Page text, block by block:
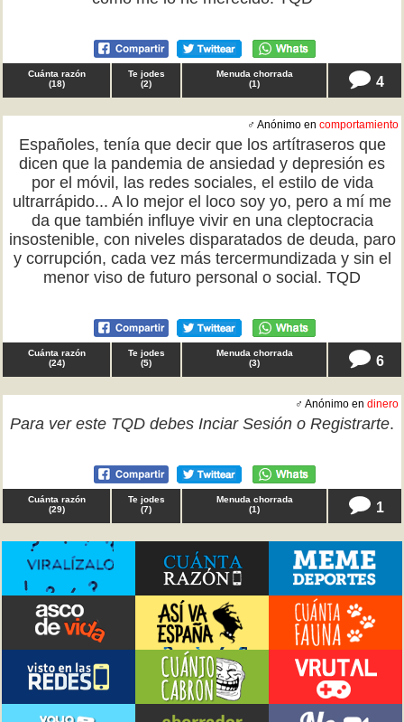
Cuánta razón
(18)
Te jodes
(2)
Menuda chorrada
(1) 4
♂ Anónimo en comportamiento
Españoles, tenía que decir que los artítraseros que
dicen que la pandemia de ansiedad y depresión es
por el móvil, las redes sociales, el estilo de vida
ultrarrápido... A lo mejor el loco soy yo, pero a mí me
da que también influye vivir en una cleptocracia
insostenible, con niveles disparatados de deuda, paro
y corrupción, cada vez más tercermundizada y sin el
menor viso de futuro personal o social. TQD
Cuánta razón
(24)
Te jodes
(5)
Menuda chorrada
(3) 6
♂ Anónimo en dinero
Para ver este TQD debes Inciar Sesión o Registrarte.
Cuánta razón
(29)
Te jodes
(7)
Menuda chorrada
(1) 1